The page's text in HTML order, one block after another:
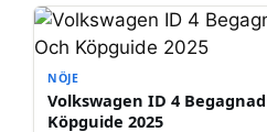
NÖJE
Volkswagen ID 4
Köpguide 2025